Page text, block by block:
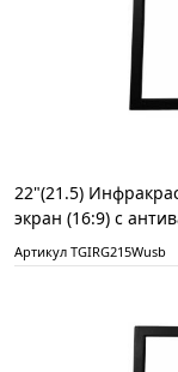
22"(21.5)
экран (16:9) с
Артикул TGIRG215Wusb